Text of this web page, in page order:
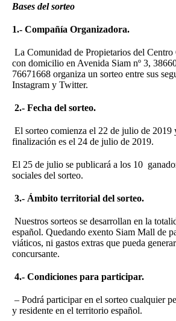
Bases del sorteo
1.- Compañía Organizadora.
La Comunidad de Propietarios del
con domicilio en Avenida Siam nº 3,
76671668 organiza un sorteo entre sus
Instagram y Twitter.
2.- Fecha del sorteo.
El sorteo comienza el 22 de julio de 2019
finalización es el 24 de julio de 2019.
El 25 de julio se publicará a los 10
sociales del sorteo.
3.- Ámbito territorial del sorteo.
Nuestros sorteos se desarrollan en la
español. Quedando exento Siam Mall de
viáticos, ni gastos extras que pueda
concursante.
4.- Condiciones para participar.
– Podrá participar en el sorteo cualquier
y residente en el territorio español.